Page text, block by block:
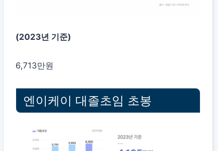
(2023년 기준)
6,713만원
엔이케이 대졸초임 초봉